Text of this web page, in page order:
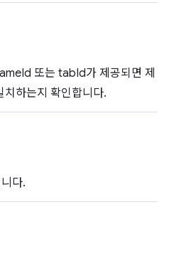
또는 tabId가 제공되면 제
하는지 확인합니다.
다.